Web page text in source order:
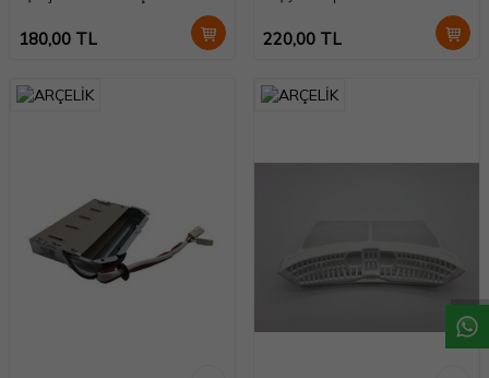
W
h
a
t
a
p
p
D
e
s
t
e
H
a
t
t
180,00 TL 220,00 TL